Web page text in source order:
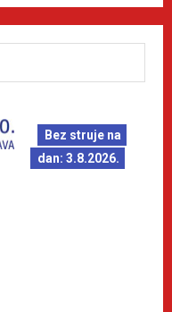
Bez struje na
dan: 3.8.2026.